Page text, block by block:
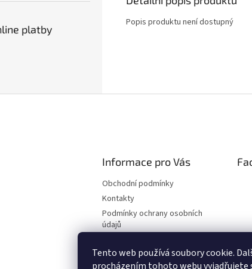
Tento web používá soubory cookie.
procházením tohoto webu vyjadřujete
platby
Popis produktu není dostupný
Informace pro Vás
Obchodní podmínky
Kontakty
Podmínky ochrany osobních
údajů
od smlouvy
Novinky